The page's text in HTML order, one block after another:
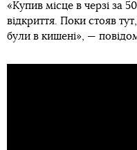
«Купив місце в черзі за
відкриття. Поки стояв
були в кишені», —